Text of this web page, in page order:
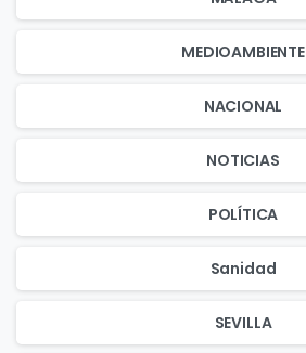
MEDIOAMBIENTE
NACIONAL
NOTICIAS
POLÍTICA
Sanidad
SEVILLA